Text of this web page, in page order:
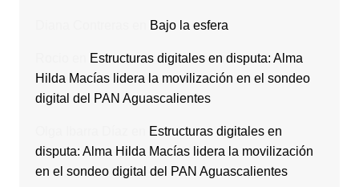
Bajo la esfera
Estructuras digitales en disputa: Alma
Hilda Macías lidera la movilización en el sondeo
digital del PAN Aguascalientes
Estructuras digitales en
disputa: Alma Hilda Macías lidera la movilización
en el sondeo digital del PAN Aguascalientes